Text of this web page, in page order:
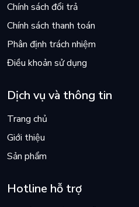
Chính sách đổi trả
Chính sách thanh toán
Phân định trách nhiệm
Điều khoản sử dụng
Dịch vụ và thông tin
Trang chủ
Giới thiệu
Sản phẩm
Hotline hỗ trợ